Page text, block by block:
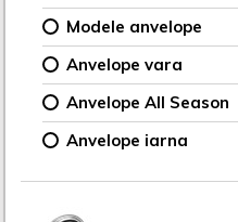
Modele anvelope
Anvelope vara
Anvelope All Season
Anvelope iarna